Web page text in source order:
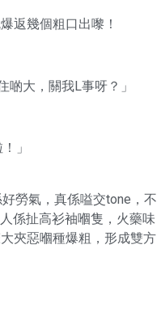
返幾個粗口出嚟！
大，關我L事呀？」
」
勞氣，真係嗌交tone，不
係扯高衫袖嗰隻，火藥味
夾惡嗰種爆粗，形成雙方